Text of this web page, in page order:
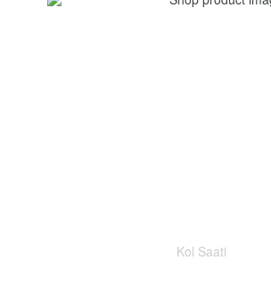
Kol Saati